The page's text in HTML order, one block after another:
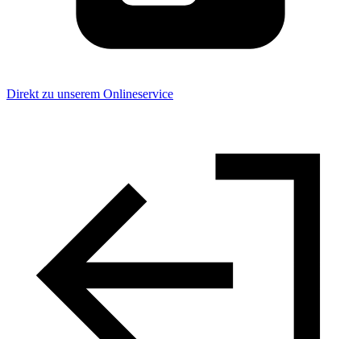
Direkt zu unserem Onlineservice